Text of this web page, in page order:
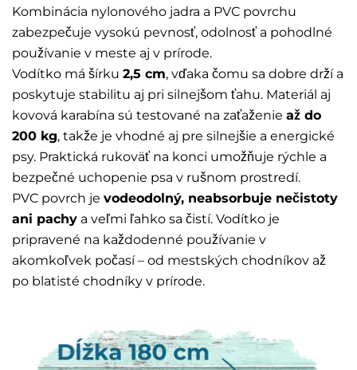
Kombinácia nylonového jadra a PVC povrchu
zabezpečuje vysokú pevnosť, odolnosť a pohodlné
používanie v meste aj v prírode.
Vodítko má šírku 2,5 cm, vďaka čomu sa dobre drží a
poskytuje stabilitu aj pri silnejšom ťahu. Materiál aj
kovová karabína sú testované na zaťaženie až do
200 kg, takže je vhodné aj pre silnejšie a energické
psy. Praktická rukoväť na konci umožňuje rýchle a
bezpečné uchopenie psa v rušnom prostredí.
PVC povrch je vodeodolný, neabsorbuje nečistoty
ani pachy a veľmi ľahko sa čistí. Vodítko je
pripravené na každodenné používanie v
akomkoľvek počasí – od mestských chodníkov až
po blatisté chodníky v prírode.